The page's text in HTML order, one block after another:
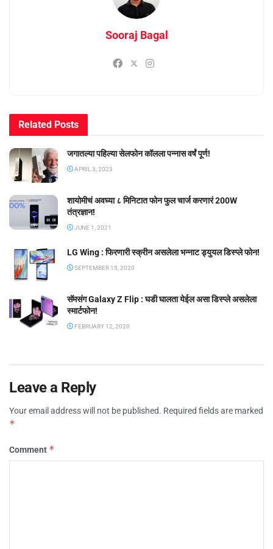
Sooraj Bagal
Related Posts
जगातल्या पहिल्या सेलफोन कॉलला पन्नास वर्षं पूर्ण!
APRIL 3, 2023
शायोमीचं अवघ्या ८ मिनिटात फोन फुल चार्ज करणारं 200W
तंत्रज्ञान!
JUNE 1, 2021
LG Wing : फिरणारी स्क्रीन असलेला भन्नाट ड्युयल डिस्प्ले फोन!
SEPTEMBER 15, 2020
सॅमसंग Galaxy Z Flip : घडी घालता येईल असा डिस्प्ले असलेला
स्मार्टफोन!
FEBRUARY 12, 2020
Leave a Reply
Your email address will not be published. Required fields are marked
*
Comment *